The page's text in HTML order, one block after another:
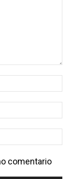
comentario